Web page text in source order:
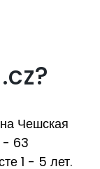
Чешская
- 63
1 - 5 лет.